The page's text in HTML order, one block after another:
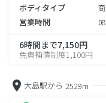
ボディタイプ
営業時間
6時間まで7,150円
免責補償制度1,100円
大島駅から 2529m